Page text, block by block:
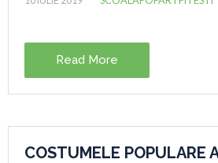
Read More
COSTUMELE POPULARE